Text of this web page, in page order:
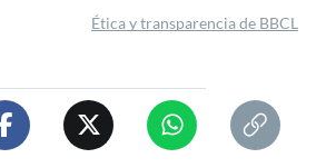
Ética y transparencia de BBCL